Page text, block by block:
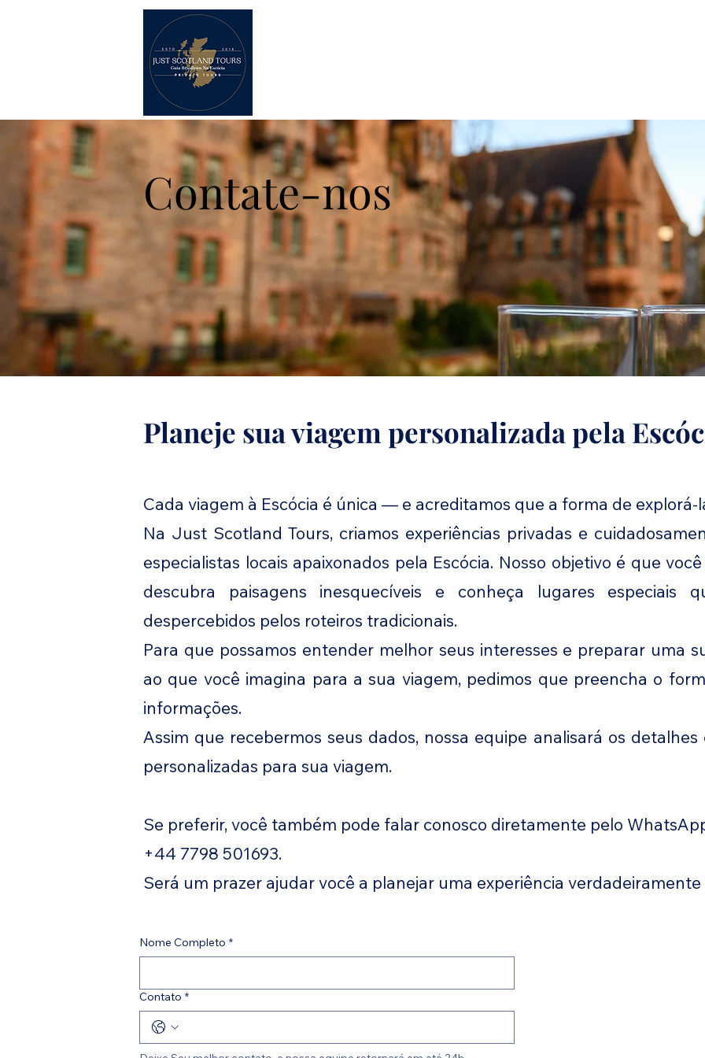
Contate-nos
Planeje sua viagem personalizada pela
Cada viagem à Escócia é única — e acreditamos que a forma de explorá-
Na Just Scotland Tours, criamos experiências privadas e
especialistas locais apaixonados pela Escócia. Nosso objetivo é que
descubra paisagens inesquecíveis e conheça lugares especiais
despercebidos pelos roteiros tradicionais.
Para que possamos entender melhor seus interesses e preparar uma
ao que você imagina para a sua viagem, pedimos que preencha o
informações.
Assim que recebermos seus dados, nossa equipe analisará os
personalizadas para sua viagem.
Se preferir, você também pode falar conosco diretamente pelo
+44 7798 501693.
Será um prazer ajudar você a planejar uma experiência verdadeiramente
Nome Completo *
Contato *